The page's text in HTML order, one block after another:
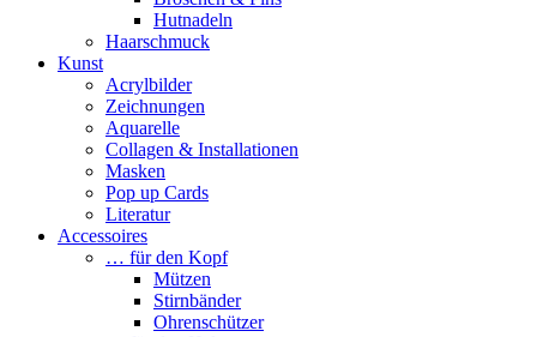
Hutnadeln
Haarschmuck
Kunst
Acrylbilder
Zeichnungen
Aquarelle
Collagen & Installationen
Masken
Pop up Cards
Literatur
Accessoires
… für den Kopf
Mützen
Stirnbänder
Ohrenschützer